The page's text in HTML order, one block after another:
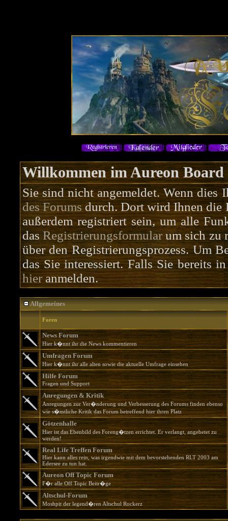
Willkommen im Aureon Board
Sie sind nicht angemeldet. Wenn dies
des Forumsdurch. Dort wird Ihnen die
außerdem registriert sein, um alle
dasRegistrierungsformularum sich zu
über den Registrierungsprozess. Um
das Sie interessiert. Falls Sie bereits
hieranmelden.
Allgemeines
Foren
News Forum
Hier k�nnt ihr die News kommentieren
Umfragen Forum
Hier k�nnt ihr alle alten sowie die aktuelle Umfrage einsehen
Hilfe Forum
Fragen und Support
Anregungen & Kritik
Anregungen zur Ver�nderung und Verbesserung des Forums finden ebenso
wie s�mtliche Kritik das Forum betreffend hier ihren Platz
Götzenhalle
Hier ist das Ebenbild des Foreng�tzen errichtet. Er verlangt, angebetet zu
werden!
Real Life Treffen Forum
Hier kann alles rein, was irgendwie mit dem bevorstehenden RLT 2003 am
Edersee zu tun hat.
Aureon Off Topic Forum
F�r alle Off Topic Beitr�ge
Altschul-Forum
Moshpit der legend�ren Altschul Rockerz